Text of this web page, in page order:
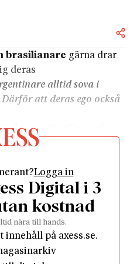
brasilianare gärna drar
deras
alltid sova i
Därför att deras ego också
gånger i Brasilien och
i Argentina.
i slutet av förra året drog
ett skämt jag faktiskt
är det snabbaste sättet
för vad han är
vad han tror han är värd.
bottnar i att landet
Logga in
Digital i 3
kostnad
nära till hands.
på axess.se.